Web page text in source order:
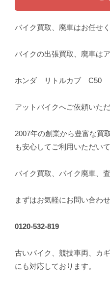
バイク買取、廃車はお任せく
バイクの出張買取、廃車は
ホンダ リトルカブ C50
アットバイクへご依頼いただ
2007年の創業から豊富な買
も安心してご利用いただいて
バイク買取、バイク廃車、
まずはお気軽にお問い合わせ
0120-532-819
古いバイク、競技車両、カ
にも対応しております。